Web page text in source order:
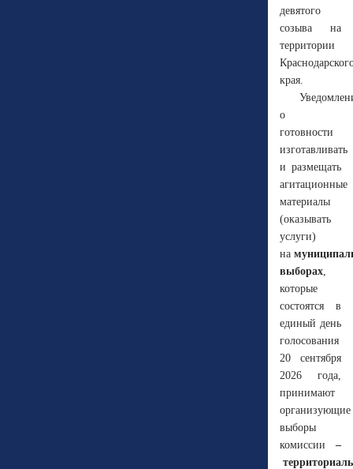
девятого
созыва на
территории
края.
о
готовности
изготавливать
и размещать
агитационные
материалы
(оказывать
услуги)
на
выборах,
которые
состоятся в
единый день
голосования
20 сентября
2026 года,
принимают
организующие
выборы
комиссии –